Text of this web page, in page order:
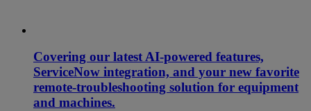
Covering our latest AI-powered features,
ServiceNow integration, and your new favorite
remote-troubleshooting solution for equipment
and machines.